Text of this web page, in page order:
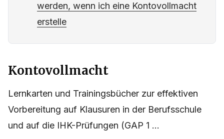
werden, wenn ich eine Kontovollmacht
erstelle
Kontovollmacht
Lernkarten und Trainingsbücher zur effektiven
Vorbereitung auf Klausuren in der Berufsschule
und auf die IHK-Prüfungen (GAP 1 ...